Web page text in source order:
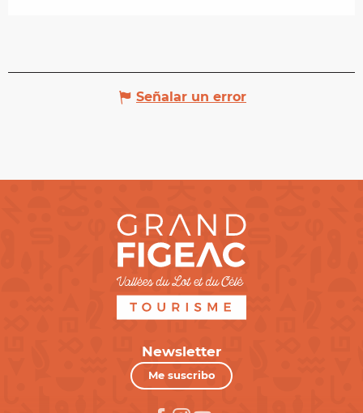
Señalar un error
Newsletter
Me suscribo